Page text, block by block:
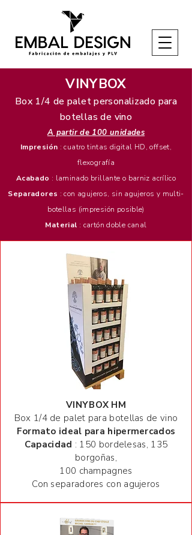
VINYBOX
Box 1/4 de palet personalizado para
botellas de vino
A partir de 100 unidades
Impresión : cuatro tintas digital HD, offset,
flexografía
Acabado : laminado brillante o barniz acrílico
Separadores : con agujeros, sin agujeros y multi-
botellas (impresión posible)
Material : cartón doble canal
VINYBOX HM
Box 1/4 de palet para botellas de vino
Formato ideal para hipermercados
Capacidad : 150 bordelesas, 135
borgoñas,
100 champagnes
Con separadores con agujeros